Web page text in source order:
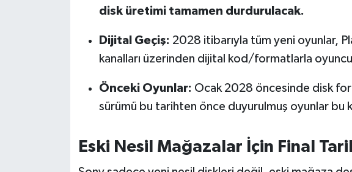
disk üretimi tamamen durdurulacak.
Dijital Geçiş: 2028 itibarıyla tüm yeni oyunlar,
kanalları üzerinden dijital kod/formatlarla
Önceki Oyunlar: Ocak 2028 öncesinde disk
sürümü bu tarihten önce duyurulmuş oyunlar bu
Eski Nesil Mağazalar İçin Final
SÜRMANŞET
TARİHTE BUGÜN